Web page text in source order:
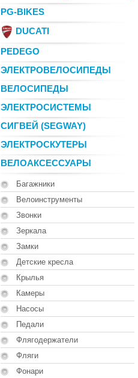
PG-BIKES
DUCATI
PEDEGO
ЭЛЕКТРОВЕЛОСИПЕДЫ
ВЕЛОСИПЕДЫ
ЭЛЕКТРОСИСТЕМЫ
СИГВЕЙ (SEGWAY)
ЭЛЕКТРОСКУТЕРЫ
ВЕЛОАКСЕССУАРЫ
Багажники
Велоинструменты
Звонки
Зеркала
Замки
Детские кресла
Крылья
Камеры
Насосы
Педали
Флягодержатели
Фляги
Фонари